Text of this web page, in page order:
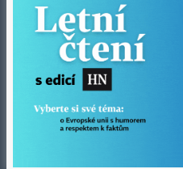
RSS kanály
Autorská práva vykonává vydavatel.
zakázáno jakékoli užití částí nebo
jakýmkoli způsobem, mechanickým
jiném jazyce. Bez souhlasu
obsahu pro účely automatizované